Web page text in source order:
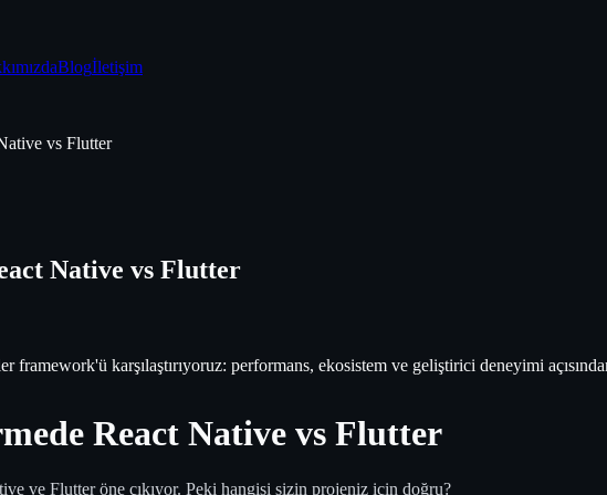
Blogİletişim
vs Flutter
Native vs Flutter
karşılaştırıyoruz: performans, ekosistem ve geliştirici deneyimi
React Native vs Flutter
ve Flutter öne çıkıyor. Peki hangisi sizin projeniz için doğru?